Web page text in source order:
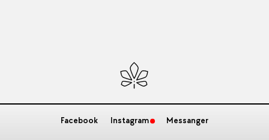
Facebook Instagram Messanger